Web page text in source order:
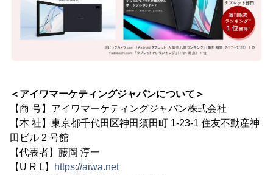
＜アイワマーケティングジャパンについて＞
【商 号】アイワマーケティングジャパン株式会社
【本 社】東京都千代田区神田須田町 1-23-1 住友不動産神
田ビル 2 号館
【代表者】藤岡 淳一
【U R L】
https://aiwa.net